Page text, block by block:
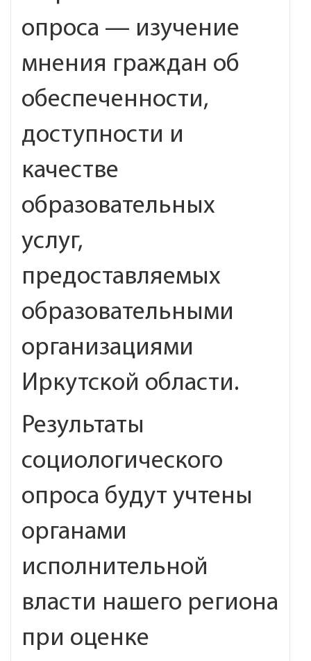
опроса — изучение
мнения граждан об
обеспеченности,
доступности и
качестве
образовательных
услуг,
предоставляемых
образовательными
организациями
Иркутской области.
Результаты
социологического
опроса будут учтены
органами
исполнительной
власти нашего региона
при оценке